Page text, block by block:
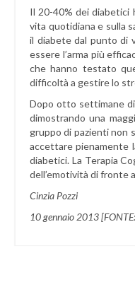
Il 20-40% dei diabetici
vita quotidiana e sulla
il diabete dal punto di
essere l’arma più
che hanno testato
difficoltà a gestire lo
Dopo otto settimane
dimostrando una
gruppo di pazienti non
accettare pienamente
diabetici. La Terapia
dell’emotività di fronte
Cinzia Pozzi
10 gennaio 2013